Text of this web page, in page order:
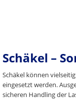
Schäkel –
Schäkel können
eingesetzt werden.
sicheren Handling der